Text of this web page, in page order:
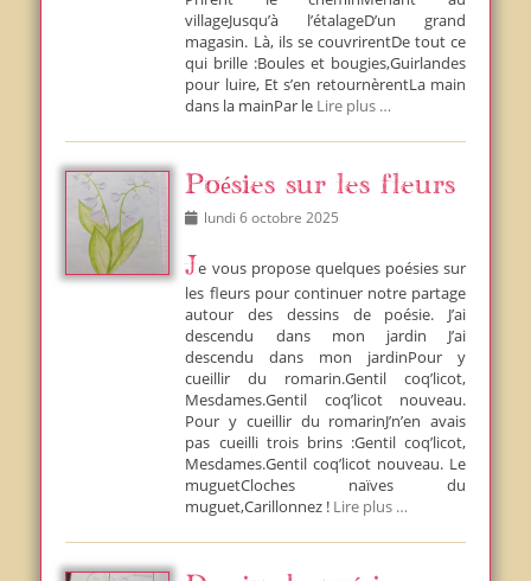
villageJusqu’à l’étalageD’un grand
magasin. Là, ils se couvrirentDe tout ce
qui brille :Boules et bougies,Guirlandes
pour luire, Et s’en retournèrentLa main
dans la mainPar le Lire plus …
Poésies sur les fleurs
Postedlundi 6 octobre 2025
Je vous propose quelques poésies sur
les fleurs pour continuer notre partage
autour des dessins de poésie. J’ai
descendu dans mon jardin J’ai
descendu dans mon jardinPour y
cueillir du romarin.Gentil coq’licot,
Mesdames.Gentil coq’licot nouveau.
Pour y cueillir du romarinJ’n’en avais
pas cueilli trois brins :Gentil coq’licot,
Mesdames.Gentil coq’licot nouveau. Le
muguetCloches naïves du
muguet,Carillonnez ! Lire plus …